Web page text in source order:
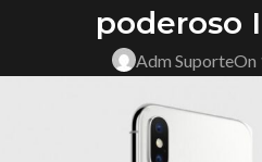
poderoso
Adm SuporteOn